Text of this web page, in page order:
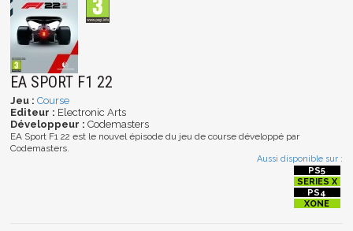
EA SPORT F1 22
Jeu : Course
Editeur : Electronic Arts
Développeur : Codemasters
EA Sport F1 22 est le nouvel épisode du jeu de course développé par
Codemasters.
Aussi disponible sur :